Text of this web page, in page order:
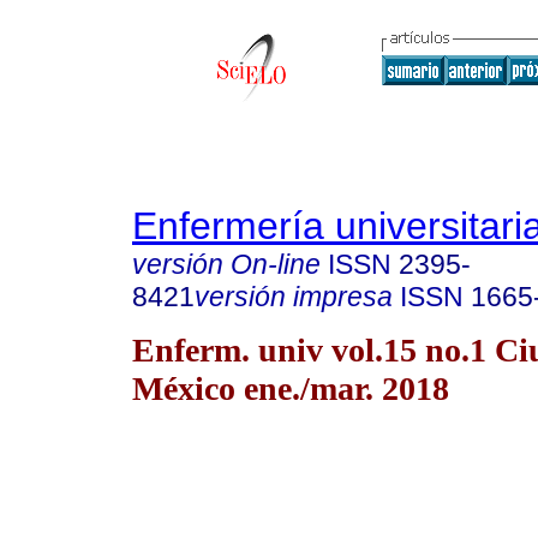
Enfermería
versión On-line ISSN 2395-
8421versión impresa ISSN
Enferm. univ vol.15 no.1
México ene./mar. 2018